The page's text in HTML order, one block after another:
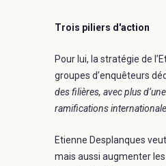
Trois piliers d'action
Pour lui, la stratégie de
groupes d’enquêteurs
des filières, avec plus
ramifications
Etienne Desplanques
mais aussi augmenter